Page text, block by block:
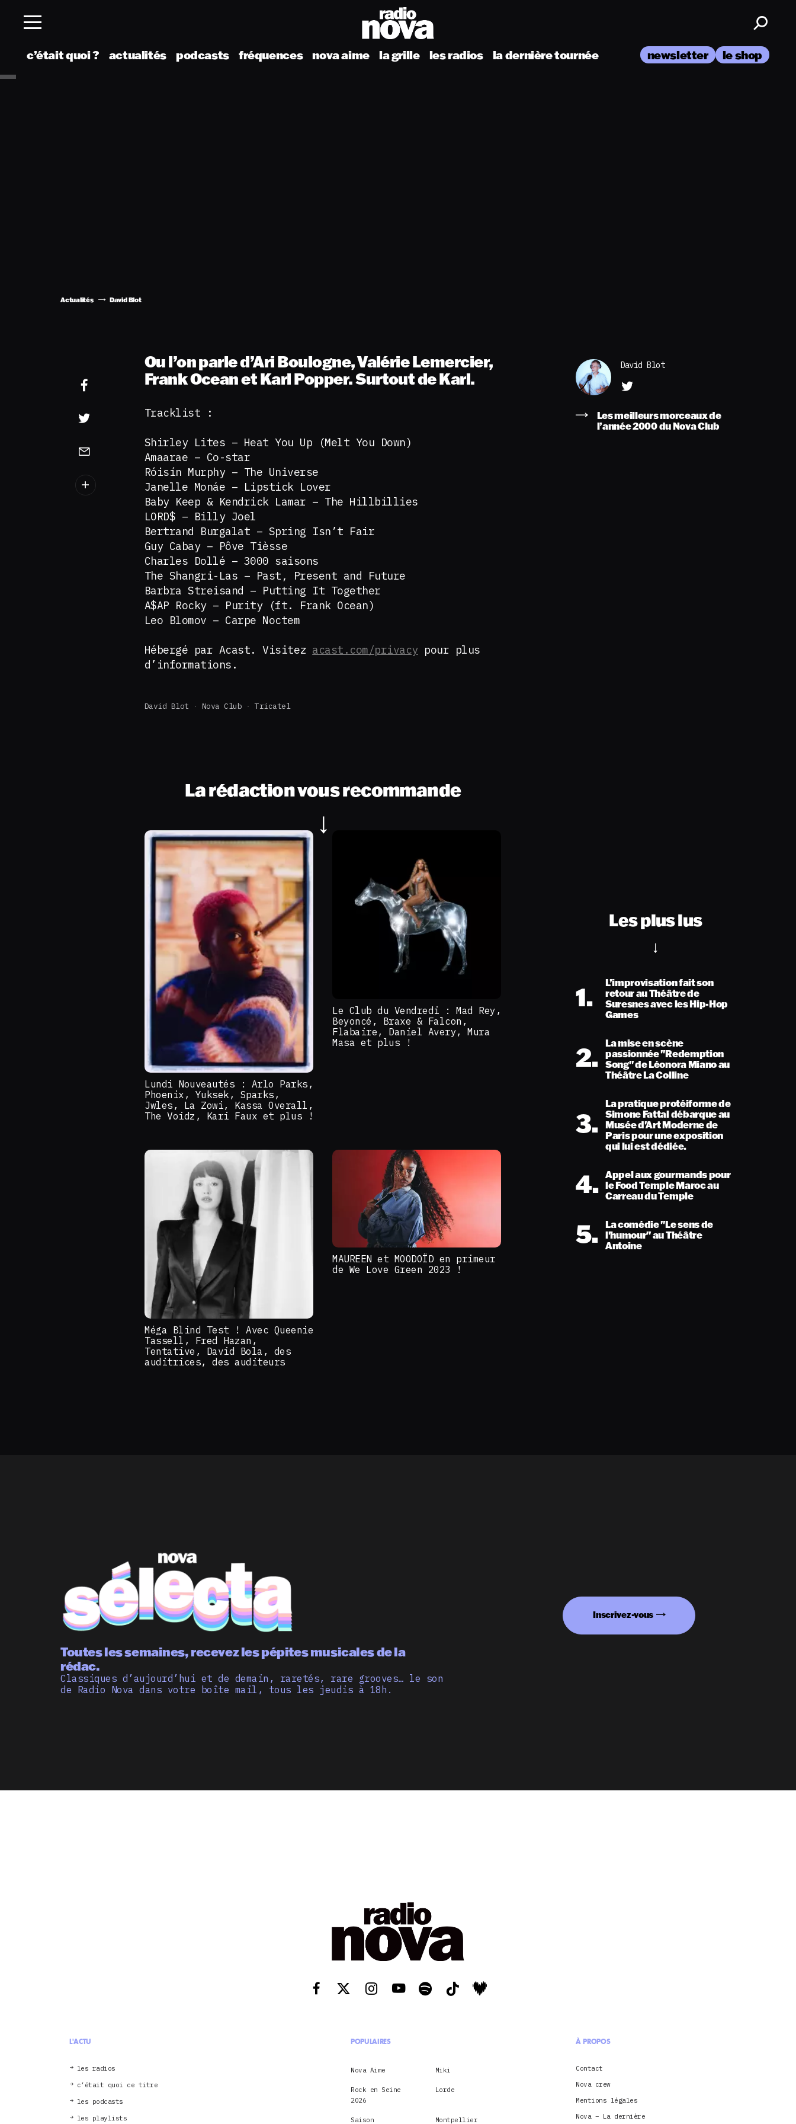
c’était quoi ? actualités podcasts fréquences nova aime la grille les radios la dernière tournée newsletter le shop
Actualités David Blot
Ou l’on parle d’Ari Boulogne, Valérie Lemercier,
Frank Ocean et Karl Popper. Surtout de Karl.
Tracklist :
Shirley Lites – Heat You Up (Melt You Down)
Amaarae – Co-star
Róisín Murphy – The Universe
Janelle Monáe – Lipstick Lover
Baby Keep & Kendrick Lamar – The Hillbillies
LORD$ – Billy Joel
Bertrand Burgalat – Spring Isn’t Fair
Guy Cabay – Pôve Tièsse
Charles Dollé – 3000 saisons
The Shangri-Las – Past, Present and Future
Barbra Streisand – Putting It Together
A$AP Rocky – Purity (ft. Frank Ocean)
Leo Blomov – Carpe Noctem
Hébergé par Acast. Visitez acast.com/privacy pour plus
d’informations.
David Blot Nova Club Tricatel
La rédaction vous recommande
Lundi Nouveautés : Arlo Parks,
Phoenix, Yuksek, Sparks,
Jwles, La Zowi, Kassa Overall,
The Voidz, Kari Faux et plus !
Le Club du Vendredi : Mad Rey,
Beyoncé, Braxe & Falcon,
Flabaire, Daniel Avery, Mura
Masa et plus !
Méga Blind Test ! Avec Queenie
Tassell, Fred Hazan,
Tentative, David Bola, des
auditrices, des auditeurs
MAUREEN et MOODOÏD en primeur
de We Love Green 2023 !
David Blot
Les meilleurs morceaux de
l’année 2000 du Nova Club
Les plus lus
1.
L’improvisation fait son
retour au Théâtre de
Suresnes avec les Hip-Hop
Games
2. La mise en scène
passionnée "Redemption
Song" de Léonora Miano au
Théâtre La Colline
3.
La pratique protéiforme de
Simone Fattal débarque au
Musée d'Art Moderne de
Paris pour une exposition
qui lui est dédiée.
4. Appel aux gourmands pour
le Food Temple Maroc au
Carreau du Temple
5. La comédie "Le sens de
l'humour" au Théâtre
Antoine
Toutes les semaines, recevez les pépites musicales de la
rédac.
Classiques d’aujourd’hui et de demain, raretés, rare grooves… le son
de Radio Nova dans votre boîte mail, tous les jeudis à 18h.
Inscrivez-vous
L'ACTU
les radios
c’était quoi ce titre
les podcasts
les playlists
POPULAIRES
Nova Aime Miki
Rock en Seine
2026
Lorde
Saison Montpellier
À PROPOS
Contact
Nova crew
Mentions légales
Nova – La dernière